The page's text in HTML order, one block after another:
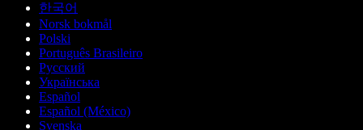
한국어
Norsk bokmål
Polski
Português Brasileiro
Русский
Українська
Español
Español (México)
Svenska